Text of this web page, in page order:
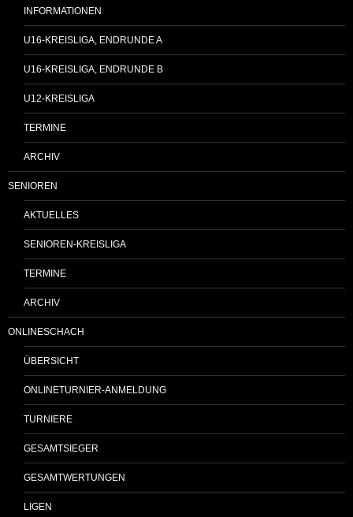
INFORMATIONEN
U16-KREISLIGA, ENDRUNDE A
U16-KREISLIGA, ENDRUNDE B
U12-KREISLIGA
TERMINE
ARCHIV
SENIOREN
AKTUELLES
SENIOREN-KREISLIGA
TERMINE
ARCHIV
ONLINESCHACH
ÜBERSICHT
ONLINETURNIER-ANMELDUNG
TURNIERE
GESAMTSIEGER
GESAMTWERTUNGEN
LIGEN